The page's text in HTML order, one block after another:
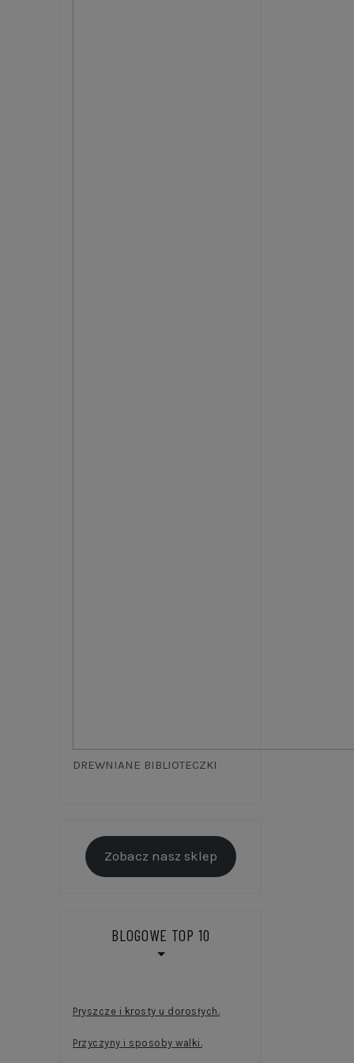
DREWNIANE BIBLIOTECZKI
Zobacz nasz sklep
BLOGOWE TOP 10
Pryszcze i krosty u dorosłych.
Przyczyny i sposoby walki.